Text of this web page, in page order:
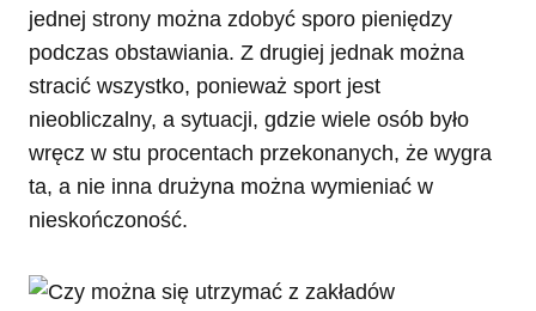
jednej strony można zdobyć sporo pieniędzy
podczas obstawiania. Z drugiej jednak można
stracić wszystko, ponieważ sport jest
nieobliczalny, a sytuacji, gdzie wiele osób było
wręcz w stu procentach przekonanych, że wygra
ta, a nie inna drużyna można wymieniać w
nieskończoność.